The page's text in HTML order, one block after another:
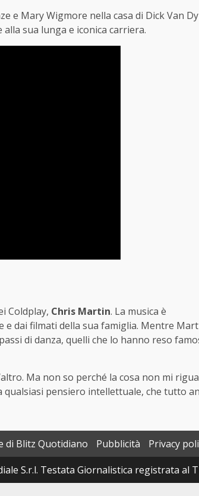
e Mary Wigmore nella casa di Dick Van
sua lunga e iconica carriera.
Coldplay, Chris Martin. La musica è
e dai filmati della sua famiglia. Mentre
di danza, quelli che lo hanno reso
Ma non so perché la cosa non mi
pensiero intellettuale, che tutto
di Blitz Quotidiano Pubblicità Privacy
S.r.l. Testata Giornalistica registrata al